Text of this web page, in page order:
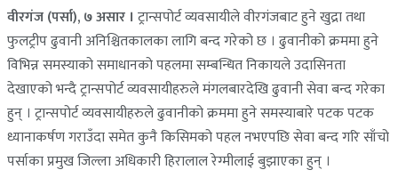
वीरगंज (पर्सा), ७ असार । ट्रान्सपोर्ट व्यवसायीले वीरगंजबाट हुने खुद्रा तथा
फुलट्रीप ढुवानी अनिश्चितकालका लागि बन्द गरेको छ । ढुवानीको क्रममा हुने
विभिन्न समस्याको समाधानको पहलमा सम्बन्धित निकायले उदासिनता
देखाएको भन्दै ट्रान्सपोर्ट व्यवसायीहरुले मंगलबारदेखि ढुवानी सेवा बन्द गरेका
हुन् । ट्रान्सपोर्ट व्यवसायीहरुले ढुवानीको क्रममा हुने समस्याबारे पटक पटक
ध्यानाकर्षण गराउँदा समेत कुनै किसिमको पहल नभएपछि सेवा बन्द गरि साँचो
पर्साका प्रमुख जिल्ला अधिकारी हिरालाल रेग्मीलाई बुझाएका हुन् ।